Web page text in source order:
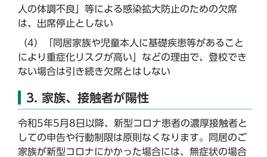
人の体調不良」等による感染拡大防止のための欠席
は、出席停止としない
（4）「同居家族や児童本人に基礎疾患等があること
により重症化リスクが高い」などの理由で、登校でき
ない場合は引き続き欠席とはしない
3. 家族、接触者が陽性
令和5年5月8日以降、新型コロナ患者の濃厚接触者と
しての申告や行動制限は原則なくなります。同居のご
家族が新型コロナにかかった場合には、無症状の場合